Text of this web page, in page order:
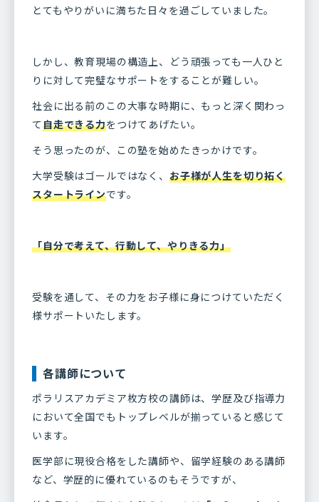
とてもやりがいに満ちた日々を過ごしていました。
しかし、教育現場の構造上、どう頑張っても一人ひと
りに対して完璧なサポートをすることが難しい。
社会に出る前のこの大事な時期に、もっと深く関わっ
て自走できる力をつけてあげたい。
そう思ったのが、この塾を始めたきっかけです。
大学受験はゴールではなく、 お子様が人生を切り拓く
スタートラインです。
「自分で考えて、行動して、やりきる力」
受験を通して、その力をお子様に身につけていただく
様サポートいたします。
各講師について
ポラリスアカデミア枚方校の講師は、学歴及び指導力
において全国でもトップレベルが揃っていると感じて
います。
医学部に現役合格をした講師や、留学経験のある講師
など、学歴的に優れているのもそうですが、